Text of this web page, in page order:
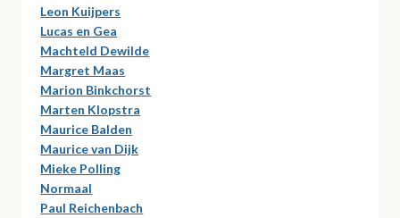
Leon Kuijpers
Lucas en Gea
Machteld Dewilde
Margret Maas
Marion Binkchorst
Marten Klopstra
Maurice Balden
Maurice van Dijk
Mieke Polling
Normaal
Paul Reichenbach